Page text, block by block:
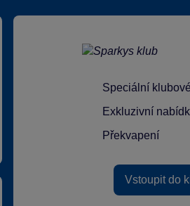
Speciální
Exkluzivní
Překvapení
Vstoupit do